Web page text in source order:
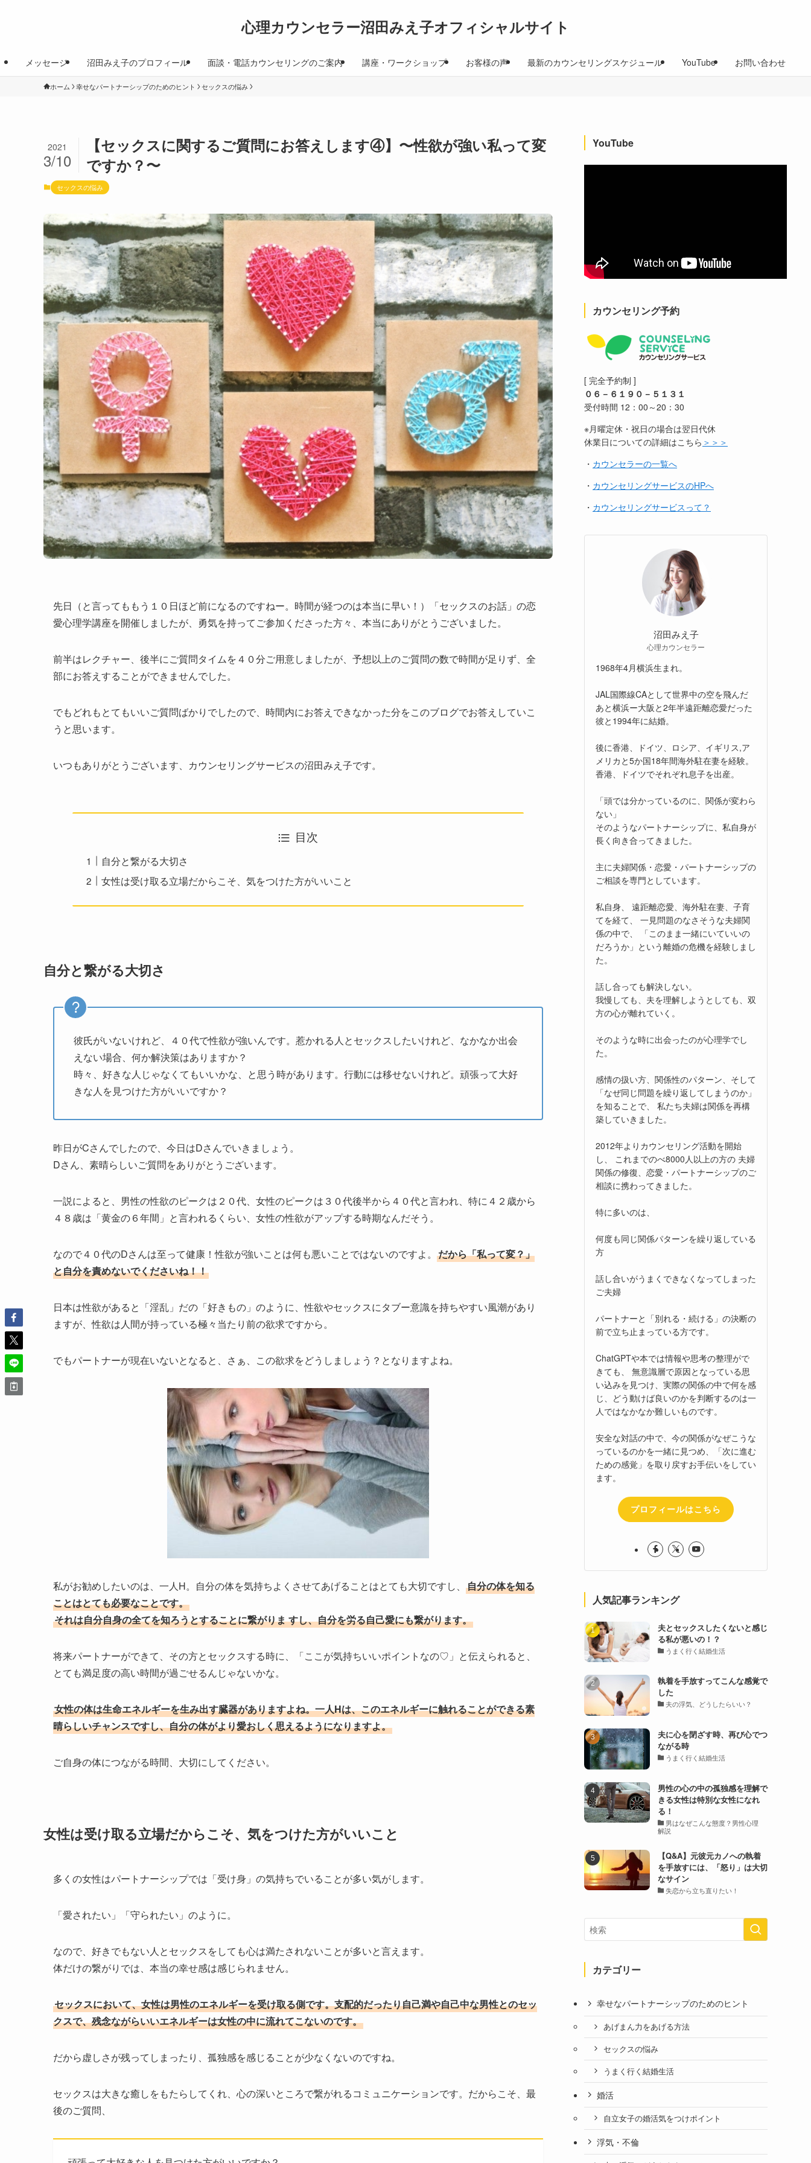
心理カウンセラー沼田みえ子オフィシャルサイト
メッセージ 沼田みえ子のプロフィール 面談・電話カウンセリングのご案内 講座・ワークショップ お客様の声 最新のカウンセリングスケジュール YouTube お問い合わせ
ホーム 幸せなパートナーシップのためのヒント セックスの悩み
【セックスに関するご質問にお答えします④】〜性欲が強い私って変
ですか？〜
2021
3/10
セックスの悩み
先日（と言ってももう１０日ほど前になるのですねー。時間が経つのは本当に早い！）「セックスのお話」の恋
愛心理学講座を開催しましたが、勇気を持ってご参加くださった方々、本当にありがとうございました。
前半はレクチャー、後半にご質問タイムを４０分ご用意しましたが、予想以上のご質問の数で時間が足りず、全
部にお答えすることができませんでした。
でもどれもとてもいいご質問ばかりでしたので、時間内にお答えできなかった分をこのブログでお答えしていこ
うと思います。
いつもありがとうございます、カウンセリングサービスの沼田みえ子です。
目次
自分と繋がる大切さ
女性は受け取る立場だからこそ、気をつけた方がいいこと
自分と繋がる大切さ
彼氏がいないけれど、４０代で性欲が強いんです。惹かれる人とセックスしたいけれど、なかなか出会
えない場合、何か解決策はありますか？
時々、好きな人じゃなくてもいいかな、と思う時があります。行動には移せないけれど。頑張って大好
きな人を見つけた方がいいですか？
昨日がCさんでしたので、今日はDさんでいきましょう。
Dさん、素晴らしいご質問をありがとうございます。
一説によると、男性の性欲のピークは２０代、女性のピークは３０代後半から４０代と言われ、特に４２歳から
４８歳は「黄金の６年間」と言われるくらい、女性の性欲がアップする時期なんだそう。
なので４０代のDさんは至って健康！性欲が強いことは何も悪いことではないのですよ。 だから「私って変？」
と自分を責めないでくださいね！！
日本は性欲があると「淫乱」だの「好きもの」のように、性欲やセックスにタブー意識を持ちやすい風潮があり
ますが、性欲は人間が持っている極々当たり前の欲求ですから。
でもパートナーが現在いないとなると、さぁ、この欲求をどうしましょう？となりますよね。
私がお勧めしたいのは、一人H。自分の体を気持ちよくさせてあげることはとても大切ですし、 自分の体を知る
ことはとても必要なことです。
それは自分自身の全てを知ろうとすることに繋がりますし、自分を労る自己愛にも繋がります。
将来パートナーができて、その方とセックスする時に、「ここが気持ちいいポイントなの♡」と伝えられると、
とても満足度の高い時間が過ごせるんじゃないかな。
女性の体は生命エネルギーを生み出す臓器がありますよね。一人Hは、このエネルギーに触れることができる素
晴らしいチャンスですし、自分の体がより愛おしく思えるようになりますよ。
ご自身の体につながる時間、大切にしてください。
女性は受け取る立場だからこそ、気をつけた方がいいこと
多くの女性はパートナーシップでは「受け身」の気持ちでいることが多い気がします。
「愛されたい」「守られたい」のように。
なので、好きでもない人とセックスをしても心は満たされないことが多いと言えます。
体だけの繋がりでは、本当の幸せ感は感じられません。
セックスにおいて、女性は男性のエネルギーを受け取る側です。支配的だったり自己満や自己中な男性とのセッ
クスで、残念ながらいいエネルギーは女性の中に流れてこないのです。
だから虚しさが残ってしまったり、孤独感を感じることが少なくないのですね。
セックスは大きな癒しをもたらしてくれ、心の深いところで繋がれるコミュニケーションです。だからこそ、最
後のご質問、
YouTube
カウンセリング予約
[ 完全予約制 ]
０６－６１９０－５１３１
受付時間 12：00～20：30
※月曜定休・祝日の場合は翌日代休
休業日についての詳細はこちら ＞＞＞
・ カウンセラーの一覧へ
・ カウンセリングサービスのHPへ
・ カウンセリングサービスって？
沼田みえ子
心理カウンセラー
1968年4月横浜生まれ。
JAL国際線CAとして世界中の空を飛んだ
あと横浜ー大阪と2年半遠距離恋愛だった
彼と1994年に結婚。
後に香港、ドイツ、ロシア、イギリス,ア
メリカと5か国18年間海外駐在妻を経験。
香港、ドイツでそれぞれ息子を出産。
「頭では分かっているのに、関係が変わら
ない」
そのようなパートナーシップに、私自身が
長く向き合ってきました。
主に夫婦関係・恋愛・パートナーシップの
ご相談を専門としています。
私自身、 遠距離恋愛、海外駐在妻、子育
てを経て、 一見問題のなさそうな夫婦関
係の中で、 「このまま一緒にいていいの
だろうか」という離婚の危機を経験しまし
た。
話し合っても解決しない。
我慢しても、夫を理解しようとしても、双
方の心が離れていく。
そのような時に出会ったのが心理学でし
た。
感情の扱い方、関係性のパターン、そして
「なぜ同じ問題を繰り返してしまうのか」
を知ることで、 私たち夫婦は関係を再構
築していきました。
2012年よりカウンセリング活動を開始
し、 これまでのべ8000人以上の方の 夫婦
関係の修復、恋愛・パートナーシップのご
相談に携わってきました。
特に多いのは、
何度も同じ関係パターンを繰り返している
方
話し合いがうまくできなくなってしまった
ご夫婦
パートナーと「別れる・続ける」の決断の
前で立ち止まっている方です。
ChatGPTや本では情報や思考の整理がで
きても、 無意識層で原因となっている思
い込みを見つけ、実際の関係の中で何を感
じ、どう動けば良いのかを判断するのは一
人ではなかなか難しいものです。
安全な対話の中で、今の関係がなぜこうな
っているのかを一緒に見つめ、「次に進む
ための感覚」を取り戻すお手伝いをしてい
ます。
プロフィールはこちら
人気記事ランキング
夫とセックスしたくないと感じ
る私が悪いの！？
うまく行く結婚生活
執着を手放すってこんな感覚で
した
夫の浮気、どうしたらいい？
夫に心を閉ざす時、再び心でつ
ながる時
うまく行く結婚生活
男性の心の中の孤独感を理解で
きる女性は特別な女性になれ
る！
男はなぜこんな態度？男性心理
解説
【Q&A】元彼元カノへの執着
を手放すには、「怒り」は大切
なサイン
失恋から立ち直りたい！
カテゴリー
幸せなパートナーシップのためのヒント
あげまん力をあげる方法
セックスの悩み
うまく行く結婚生活
婚活
自立女子の婚活気をつけポイント
浮気・不倫